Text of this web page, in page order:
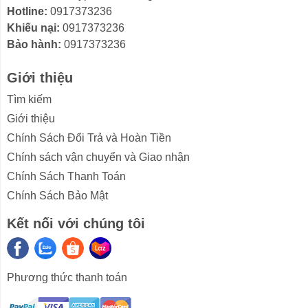
tản nhiệt và duy trì khả năng làm mát, hạn chế ăn mòn,
tăng tuổi thọ.
*Hình ảnh chỉ mang tính chất minh họa
Công nghệ làm lạnh
- Công suất làm lạnh 1 HP - 9.200 BTU phù hợp với
diện tích dưới 15m² (từ 30 đến 45m³) và có công suất
sưởi ấm là 10.000 BTU.
Hotline: 0917373236
Khiếu nại: 0917373236
Bảo hành: 0917373236
Giới thiệu
Tìm kiếm
Giới thiệu
Chính Sách Đổi Trả và Hoàn Tiền
Chính sách vận chuyển và Giao nhận
Chính Sách Thanh Toán
Chính Sách Bảo Mật
Kết nối với chúng tôi
Phương thức thanh toán